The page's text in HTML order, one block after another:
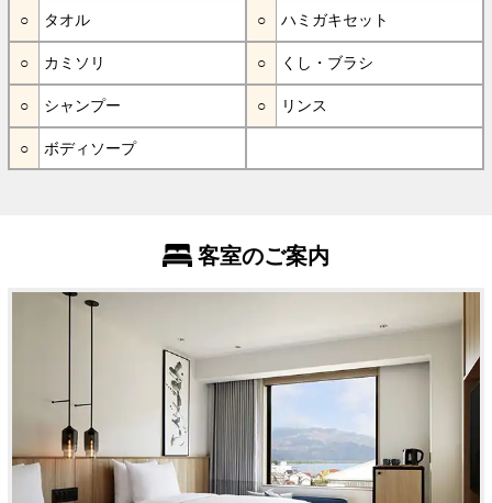
タオル ハミガキセット
カミソリ くし・ブラシ
シャンプー リンス
ボディソープ
客室のご案内